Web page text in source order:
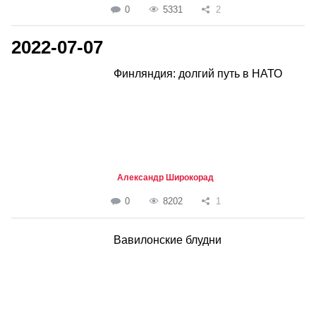
0 5331 2
2022-07-07
Финляндия: долгий путь в НАТО
Александр Широкорад
0 8202 1
Вавилонские блудни